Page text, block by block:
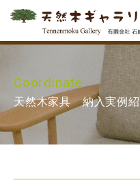
Coordinate
天然木家具 納入実例